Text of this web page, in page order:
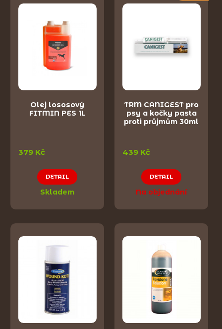
Olej lososový
FITMIN PES 1L
379 Kč
DETAIL
Skladem
TRM CANIGEST pro
psy a kočky pasta
proti průjmům 30ml
439 Kč
DETAIL
Na objednání